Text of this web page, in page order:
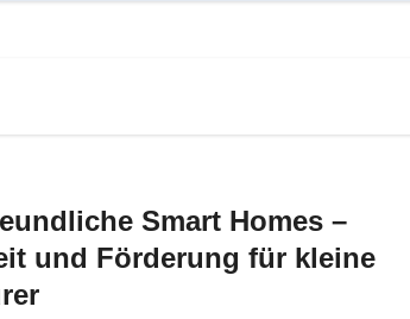
Smart Homes –
und Förderung für kleine